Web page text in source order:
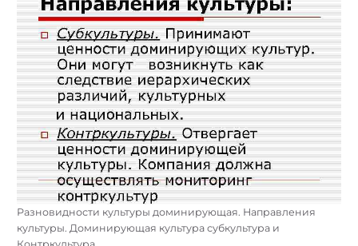
Разновидности культуры доминирующая. Направления
культуры. Доминирующая культура субкультура и